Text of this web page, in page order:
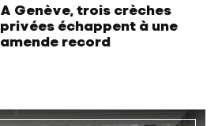
A Genève, trois crèches
privées échappent à une
amende record